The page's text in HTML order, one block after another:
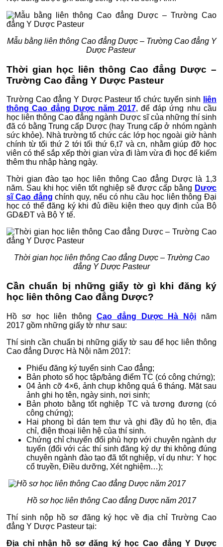
Mẫu bằng liên thông Cao đẳng Dược – Trường Cao đẳng Y
Dược Pasteur
Thời gian học liên thông Cao đẳng Dược –
Trường Cao đẳng Y Dược Pasteur
Trường Cao đẳng Y Dược Pasteur tổ chức tuyển sinh
liên
thông Cao đẳng Dược năm 2017, để đáp ứng nhu cầu
học liên thông Cao đẳng ngành Dược sĩ của những thí sinh
đã có bằng Trung cấp Dược (hay Trung cấp ở nhóm ngành
sức khỏe). Nhà trường tổ chức các lớp học ngoài giờ hành
chính từ tối thứ 2 tới tối thứ 6,t7 và cn, nhằm giúp đỡ học
viên có thể sắp xếp thời gian vừa đi làm vừa đi học để kiếm
thêm thu nhập hàng ngày.
Thời gian đào tạo học liên thông Cao đẳng Dược là 1,3
năm. Sau khi học viên tốt nghiệp sẽ được cấp bằng Dược
sĩ Cao đẳng chính quy, nếu có nhu cầu học liên thông Đại
học có thể đăng ký khi đủ điều kiện theo quy định của Bộ
GD&ĐT và Bộ Y tế.
Thời gian học liên thông Cao đẳng Dược – Trường Cao
đẳng Y Dược Pasteur
Cần chuẩn bị những giấy tờ gì khi đăng ký
học liên thông Cao đẳng Dược?
Hồ sơ học liên thông Cao đẳng Dược Hà Nội năm
2017 gồm những giấy tờ như sau:
Thí sinh cần chuẩn bị những giấy tờ sau để học liên thông
Cao đẳng Dược Hà Nội năm 2017:
Phiếu đăng ký tuyển sinh Cao đẳng;
Bản photo sổ học tập/bảng điểm TC (có công chứng);
04 ảnh cỡ 4×6, ảnh chụp không quá 6 tháng. Mặt sau
ảnh ghi họ tên, ngày sinh, nơi sinh;
Bản photo bằng tốt nghiệp TC và tương đương (có
công chứng);
Hai phong bì dán tem thư và ghi đầy đủ họ tên, địa
chỉ, điện thoại liên hệ của thí sinh.
Chứng chỉ chuyển đổi phù hợp với chuyên ngành dự
tuyển (đối với các thí sinh đăng ký dự thi không đúng
chuyên ngành đào tạo đã tốt nghiệp, ví dụ như: Y học
cổ truyền, Điều dưỡng, Xét nghiệm…);
Hồ sơ học liên thông Cao đẳng Dược năm 2017
Thí sinh nộp hồ sơ đăng ký học về địa chỉ Trường Cao
đẳng Y Dược Pasteur tại:
Địa chỉ nhận hồ sơ đăng ký học Cao đẳng Y Dược